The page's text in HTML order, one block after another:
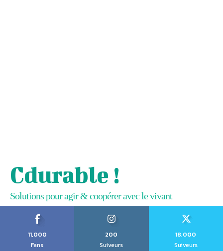
Cdurable !
Solutions pour agir & coopérer avec le vivant
11,000
Fans
200
Suiveurs
18,000
Suiveurs